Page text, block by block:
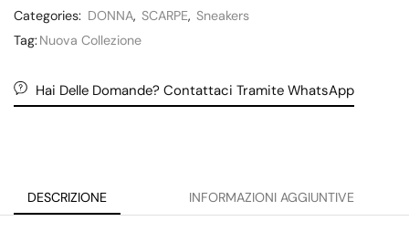
Categories: DONNA, SCARPE, Sneakers
Tag:Nuova Collezione
Hai Delle Domande? Contattaci Tramite WhatsApp
DESCRIZIONE INFORMAZIONI AGGIUNTIVE